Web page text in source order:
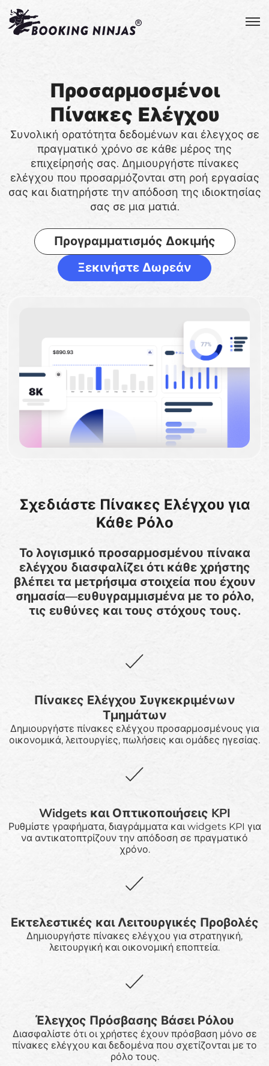
Προσαρμοσμένοι
Πίνακες Ελέγχου
Συνολική ορατότητα δεδομένων και έλεγχος σε
πραγματικό χρόνο σε κάθε μέρος της
επιχείρησής σας. Δημιουργήστε πίνακες
ελέγχου που προσαρμόζονται στη ροή εργασίας
σας και διατηρήστε την απόδοση της ιδιοκτησίας
σας σε μια ματιά.
Προγραμματισμός Δοκιμής
Ξεκινήστε Δωρεάν
Σχεδιάστε Πίνακες Ελέγχου για
Κάθε Ρόλο
Το λογισμικό προσαρμοσμένου πίνακα
ελέγχου διασφαλίζει ότι κάθε χρήστης
βλέπει τα μετρήσιμα στοιχεία που έχουν
σημασία—ευθυγραμμισμένα με το ρόλο,
τις ευθύνες και τους στόχους τους.
Πίνακες Ελέγχου Συγκεκριμένων
Τμημάτων
Δημιουργήστε πίνακες ελέγχου προσαρμοσμένους για
οικονομικά, λειτουργίες, πωλήσεις και ομάδες ηγεσίας.
Widgets και Οπτικοποιήσεις KPI
Ρυθμίστε γραφήματα, διαγράμματα και widgets KPI για
να αντικατοπτρίζουν την απόδοση σε πραγματικό
χρόνο.
Εκτελεστικές και Λειτουργικές Προβολές
Δημιουργήστε πίνακες ελέγχου για στρατηγική,
λειτουργική και οικονομική εποπτεία.
Έλεγχος Πρόσβασης Βάσει Ρόλου
Διασφαλίστε ότι οι χρήστες έχουν πρόσβαση μόνο σε
πίνακες ελέγχου και δεδομένα που σχετίζονται με το
ρόλο τους.